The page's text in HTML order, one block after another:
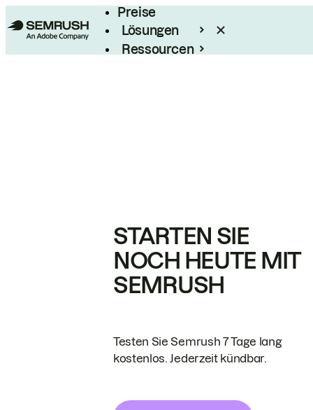
Preise
Lösungen
Ressourcen
STARTEN SIE
NOCH HEUTE MIT
SEMRUSH
Testen Sie Semrush 7 Tage lang
kostenlos. Jederzeit kündbar.